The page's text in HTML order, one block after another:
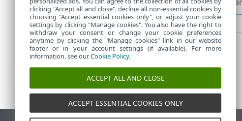
clicking "Accept all and close", decline all non-essential cookies by
choosing "Accept essential cookies only", or adjust your cookie
settings by clicking "Manage cookies". You also have the right to
withdraw your consent or change your cookie preferences
anytime by clicking the "Manage cookies" link in our website
footer or in your account settings (if available). For more
information, see ourCookie Policy.
ACCEPT ALL AND CLOSE
ACCEPT ESSENTIAL COOKIES ONLY